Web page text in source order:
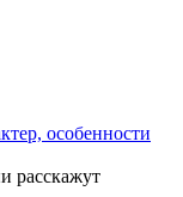
особенности
расскажут